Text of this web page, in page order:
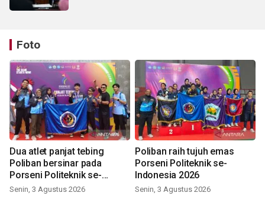
Foto
Dua atlet panjat tebing
Poliban bersinar pada
Porseni Politeknik se-
Indonesia 2026
Senin, 3 Agustus 2026
Poliban raih tujuh emas
Porseni Politeknik se-
Indonesia 2026
Senin, 3 Agustus 2026